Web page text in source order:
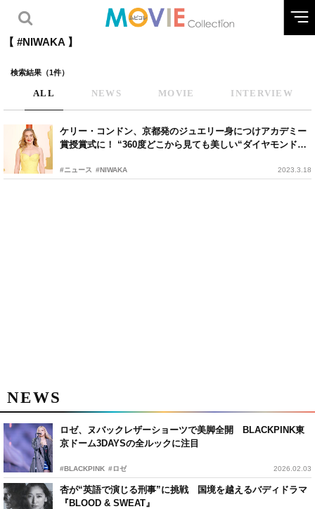
【 #NIWAKA 】
検索結果（1件）
ALL NEWS MOVIE INTERVIEW
ケリー・コンドン、京都発のジュエリー身につけアカデミー
賞授賞式に！ “360度どこから見ても美しい“ダイヤモンドが
#ニュース #NIWAKA 2023.3.18
NEWS
ロゼ、ヌバックレザーショーツで美脚全開 BLACKPINK東
京ドーム3DAYSの全ルックに注目
#BLACKPINK #ロゼ 2026.02.03
杏が“英語で演じる刑事”に挑戦 国境を越えるバディドラマ
『BLOOD & SWEAT』